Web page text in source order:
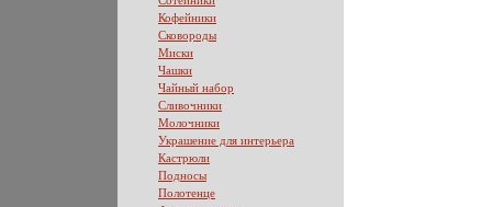
Кофейники
Сковороды
Миски
Чашки
Чайный набор
Сливочники
Молочники
Украшение для интерьера
Кастрюли
Подносы
Полотенце